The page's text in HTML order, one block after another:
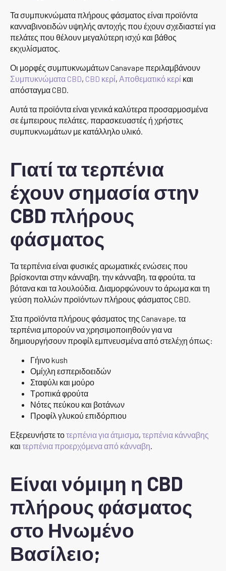
Τα συμπυκνώματα πλήρους φάσματος είναι προϊόντα
κανναβινοειδών υψηλής αντοχής που έχουν σχεδιαστεί για
πελάτες που θέλουν μεγαλύτερη ισχύ και βάθος
εκχυλίσματος.
Οι μορφές συμπυκνωμάτων Canavape περιλαμβάνουν
Συμπυκνώματα CBD, CBD κερί, Αποθεματικό κερί και
απόσταγμα CBD.
Αυτά τα προϊόντα είναι γενικά καλύτερα προσαρμοσμένα
σε έμπειρους πελάτες, παρασκευαστές ή χρήστες
συμπυκνωμάτων με κατάλληλο υλικό.
Γιατί τα τερπένια
έχουν σημασία στην
CBD πλήρους
φάσματος
Τα τερπένια είναι φυσικές αρωματικές ενώσεις που
βρίσκονται στην κάνναβη, την κάνναβη, τα φρούτα, τα
βότανα και τα λουλούδια. Διαμορφώνουν το άρωμα και τη
γεύση πολλών προϊόντων πλήρους φάσματος CBD.
Στα προϊόντα πλήρους φάσματος της Canavape, τα
τερπένια μπορούν να χρησιμοποιηθούν για να
δημιουργήσουν προφίλ εμπνευσμένα από στελέχη όπως:
Γήινο kush
Ομίχλη εσπεριδοειδών
Σταφύλι και μούρο
Τροπικά φρούτα
Νότες πεύκου και βοτάνων
Προφίλ γλυκού επιδόρπιου
Εξερευνήστε τοτερπένια για άτμισμα, τερπένια κάνναβης
και τερπένια προερχόμενα από κάνναβη.
Είναι νόμιμη η CBD
πλήρους φάσματος
στο Ηνωμένο
Βασίλειο;